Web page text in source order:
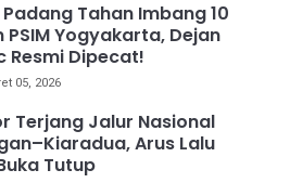
Tahan Imbang 10
PSIM Yogyakarta, Dejan
Resmi Dipecat!
05, 2026
Terjang Jalur Nasional
Arus Lalu
Tutup